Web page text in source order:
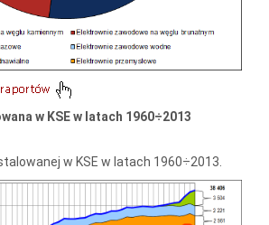
w KSE w latach 1960÷2013
w KSE w latach 1960÷2013.